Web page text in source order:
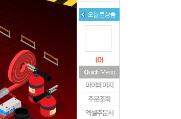
(0)
마이페이지
주문조회
엑셀주문서